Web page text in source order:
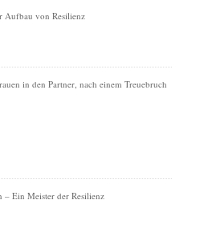
Aufbau von Resilienz
in den Partner, nach einem Treuebruch
Ein Meister der Resilienz